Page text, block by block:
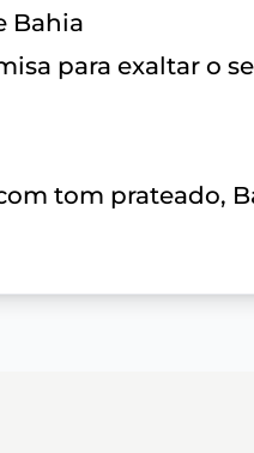
Bahia
para exaltar o
tom prateado,